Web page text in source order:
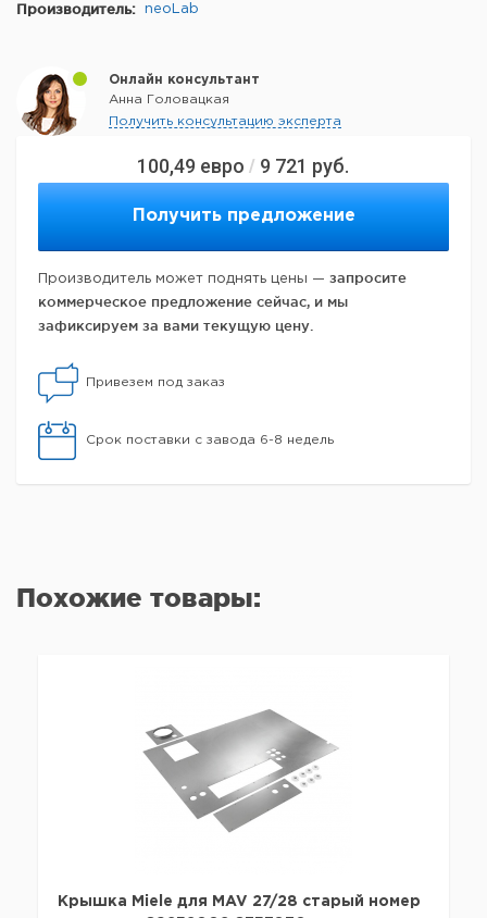
100,49 евро / 9 721 руб.
Получить предложение
Производитель может поднять цены — запросите
коммерческое предложение сейчас, и мы
зафиксируем за вами текущую цену.
Привезем под заказ
Срок поставки с завода 6-8 недель
Производитель: neoLab
Онлайн консультант
Анна Головацкая
Получить консультацию эксперта
Похожие товары:
Крышка Miele для MAV 27/28 старый номер